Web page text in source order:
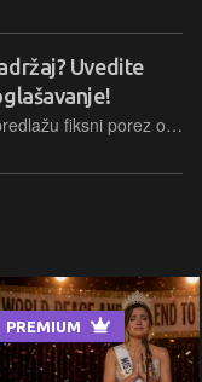
Uvedite
Dva ekonomista MIT-a predlažu fiksni porez od 50% za tvrtke kojima godišnji prihod od digitalnih oglasa prelazi 500 milijuna dolara
PREMIUM